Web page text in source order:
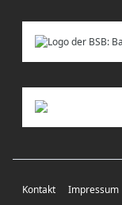
Kontakt Impressum